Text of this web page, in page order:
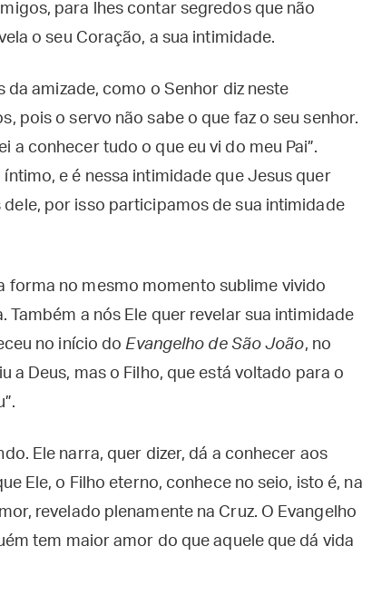
para lhes contar segredos que não
o seu Coração, a sua intimidade.
da amizade, como o Senhor diz neste
pois o servo não sabe o que faz o seu senhor.
a conhecer tudo o que eu vi do meu Pai”.
e é nessa intimidade que Jesus quer
por isso participamos de sua intimidade
forma no mesmo momento sublime vivido
Também a nós Ele quer revelar sua intimidade
no início doEvangelho de São João, no
a Deus, mas o Filho, que está voltado para o
Ele narra, quer dizer, dá a conhecer aos
Ele, o Filho eterno, conhece no seio, isto é, na
revelado plenamente na Cruz. O Evangelho
tem maior amor do que aquele que dá vida